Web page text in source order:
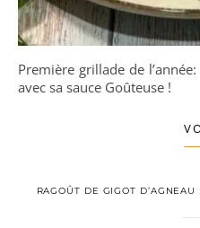
Première grillade de l’année: Une côte de boeuf généreuse
avec sa sauce Goûteuse !
RAGOÛT DE GIGOT